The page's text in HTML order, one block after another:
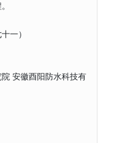
一）
安徽酉阳防水科技有